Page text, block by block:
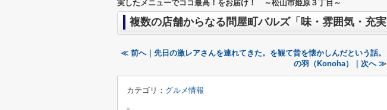
実したメニューでココ最高！をお届け！ ～松山市姫原３丁目～
≪ 前へ｜先日の激レアさんを連れてきた。を観て昔を懐かしんだという話。
の羽（Konoha）｜次へ ≫
カテゴリ： グルメ情報